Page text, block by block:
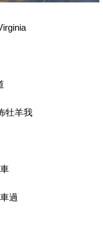
牡羊我
過